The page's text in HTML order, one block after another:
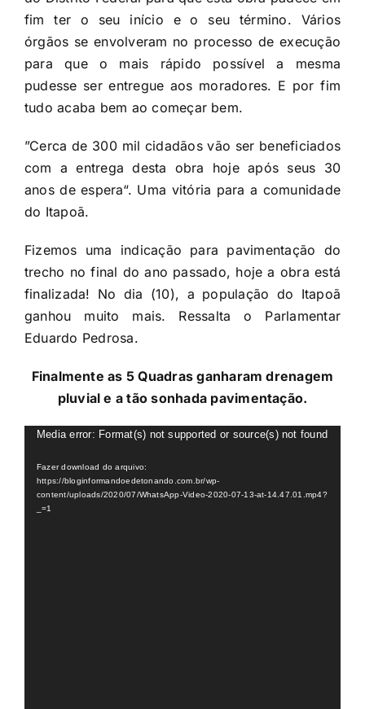
fim ter o seu início e o seu término. Vários
órgãos se envolveram no processo de execução
para que o mais rápido possível a mesma
pudesse ser entregue aos moradores. E por fim
tudo acaba bem ao começar bem.
”Cerca de 300 mil cidadãos vão ser beneficiados
com a entrega desta obra hoje após seus 30
anos de espera“. Uma vitória para a comunidade
do Itapoã.
Fizemos uma indicação para pavimentação do
trecho no final do ano passado, hoje a obra está
finalizada! No dia (10), a população do Itapoã
ganhou muito mais. Ressalta o Parlamentar
Eduardo Pedrosa.
Finalmente as 5 Quadras ganharam drenagem
pluvial e a tão sonhada pavimentação.
Tocador
vídeo
Media error: Format(s) not supported or source(s) not found
Fazer download do arquivo:
https://bloginformandoedetonando.com.br/wp-
content/uploads/2020/07/WhatsApp-Video-2020-07-13-at-14.47.01.mp4?
_=1